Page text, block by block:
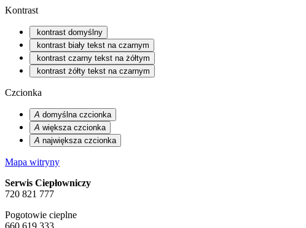
Kontrast
kontrast domyślny
kontrast biały tekst na czarnym
kontrast czarny tekst na żółtym
kontrast żółty tekst na czarnym
Czcionka
A domyślna czcionka
A większa czcionka
A największa czcionka
Mapa witryny
Serwis Ciepłowniczy
720 821 777
Pogotowie cieplne
660 619 333